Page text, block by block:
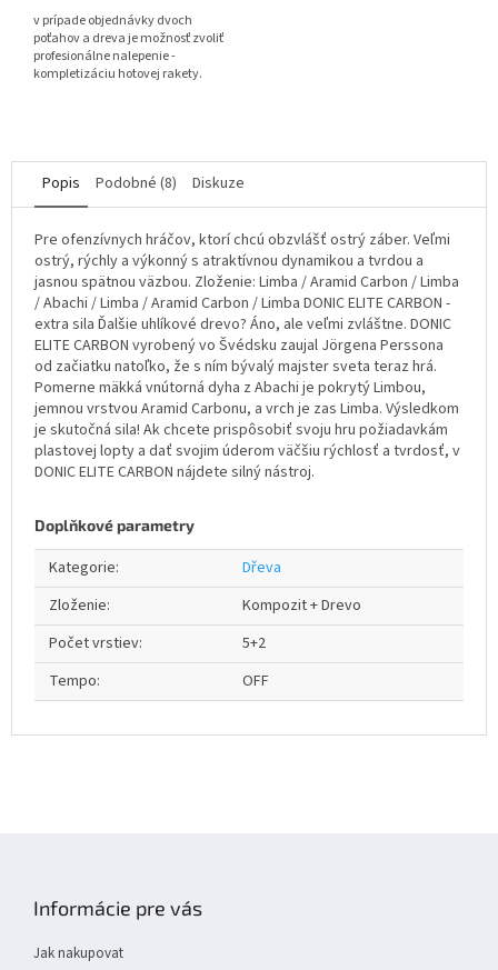
v prípade objednávky dvoch
poťahov a dreva je možnosť zvoliť
profesionálne nalepenie -
kompletizáciu hotovej rakety.
Popis Podobné (8) Diskuze
Pre ofenzívnych hráčov, ktorí chcú obzvlášť ostrý záber. Veľmi
ostrý, rýchly a výkonný s atraktívnou dynamikou a tvrdou a
jasnou spätnou väzbou. Zloženie: Limba / Aramid Carbon / Limba
/ Abachi / Limba / Aramid Carbon / Limba DONIC ELITE CARBON -
extra sila Ďalšie uhlíkové drevo? Áno, ale veľmi zvláštne. DONIC
ELITE CARBON vyrobený vo Švédsku zaujal Jörgena Perssona
od začiatku natoľko, že s ním bývalý majster sveta teraz hrá.
Pomerne mäkká vnútorná dyha z Abachi je pokrytý Limbou,
jemnou vrstvou Aramid Carbonu, a vrch je zas Limba. Výsledkom
je skutočná sila! Ak chcete prispôsobiť svoju hru požiadavkám
plastovej lopty a dať svojim úderom väčšiu rýchlosť a tvrdosť, v
DONIC ELITE CARBON nájdete silný nástroj.
Doplňkové parametry
Kategorie:
Dřeva
Zloženie:
Kompozit + Drevo
Počet vrstiev:
5+2
Tempo: OFF
Informácie pre vás
Jak nakupovat